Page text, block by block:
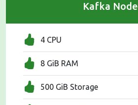
Kafka Node
4 CPU
8 GiB RAM
500 GiB Storage